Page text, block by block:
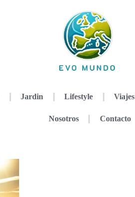
Jardin Lifestyle Viajes
Nosotros Contacto